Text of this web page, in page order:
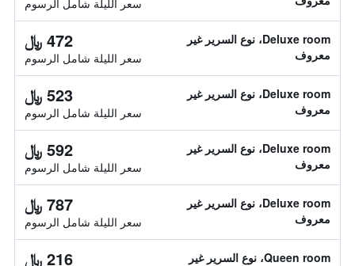
سعر الليلة شامل الرسوم
Deluxe room، نوع السرير غير
معروف
472 ﷼
سعر الليلة شامل الرسوم
Deluxe room، نوع السرير غير
معروف
523 ﷼
سعر الليلة شامل الرسوم
Deluxe room، نوع السرير غير
معروف
592 ﷼
سعر الليلة شامل الرسوم
Deluxe room، نوع السرير غير
معروف
787 ﷼
سعر الليلة شامل الرسوم
Queen room، نوع السرير غير
216 ﷼